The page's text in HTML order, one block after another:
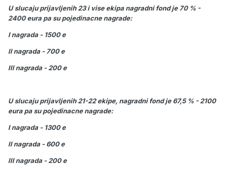
U slucaju prijavljenih 23 i vise ekipa nagradni fond je 70 % -
2400 eura pa su pojedinacne nagrade:
I nagrada - 1500 e
II nagrada - 700 e
III nagrada - 200 e
U slucaju prijavljenih 21-22 ekipe, nagradni fond je 67,5 % - 2100
eura pa su pojedinacne nagrade:
I nagrada - 1300 e
II nagrada - 600 e
III nagrada - 200 e